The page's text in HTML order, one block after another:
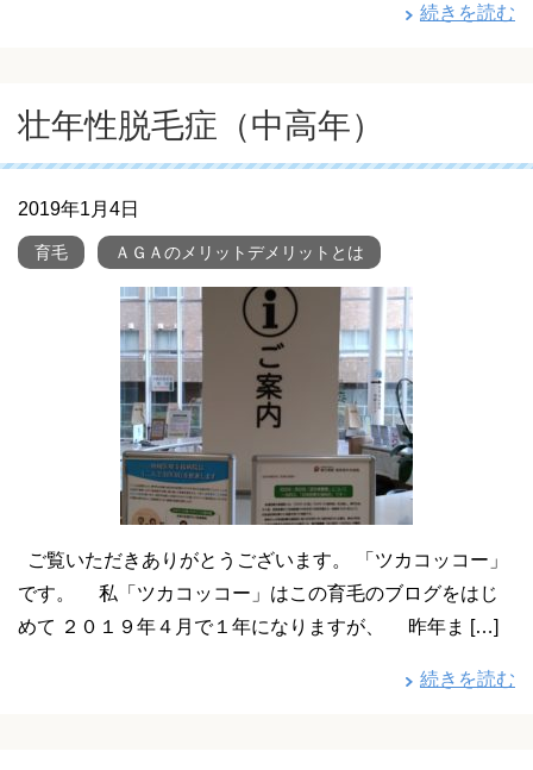
続きを読む
壮年性脱毛症（中高年）
2019年1月4日
育毛 ＡＧＡのメリットデメリットとは
ご覧いただきありがとうございます。 「ツカコッコー」
です。 私「ツカコッコー」はこの育毛のブログをはじ
めて ２０１９年４月で１年になりますが、 昨年ま […]
続きを読む